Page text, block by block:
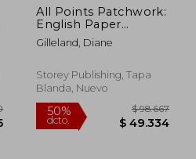
All Points Patchwork:
English Paper
Piecing beyond the
Hexagon for Quilts &
Inglés)
Gilleland, Diane
Storey Publishing, Tapa
Blanda, Nuevo